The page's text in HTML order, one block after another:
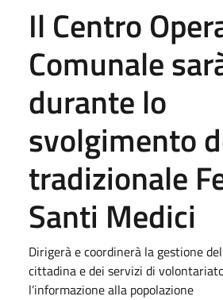
Il Centro
Comunale
durante lo
svolgimento
tradizionale
Santi Medici
Dirigerà e coordinerà la gestione
cittadina e dei servizi di
l’informazione alla popolazione